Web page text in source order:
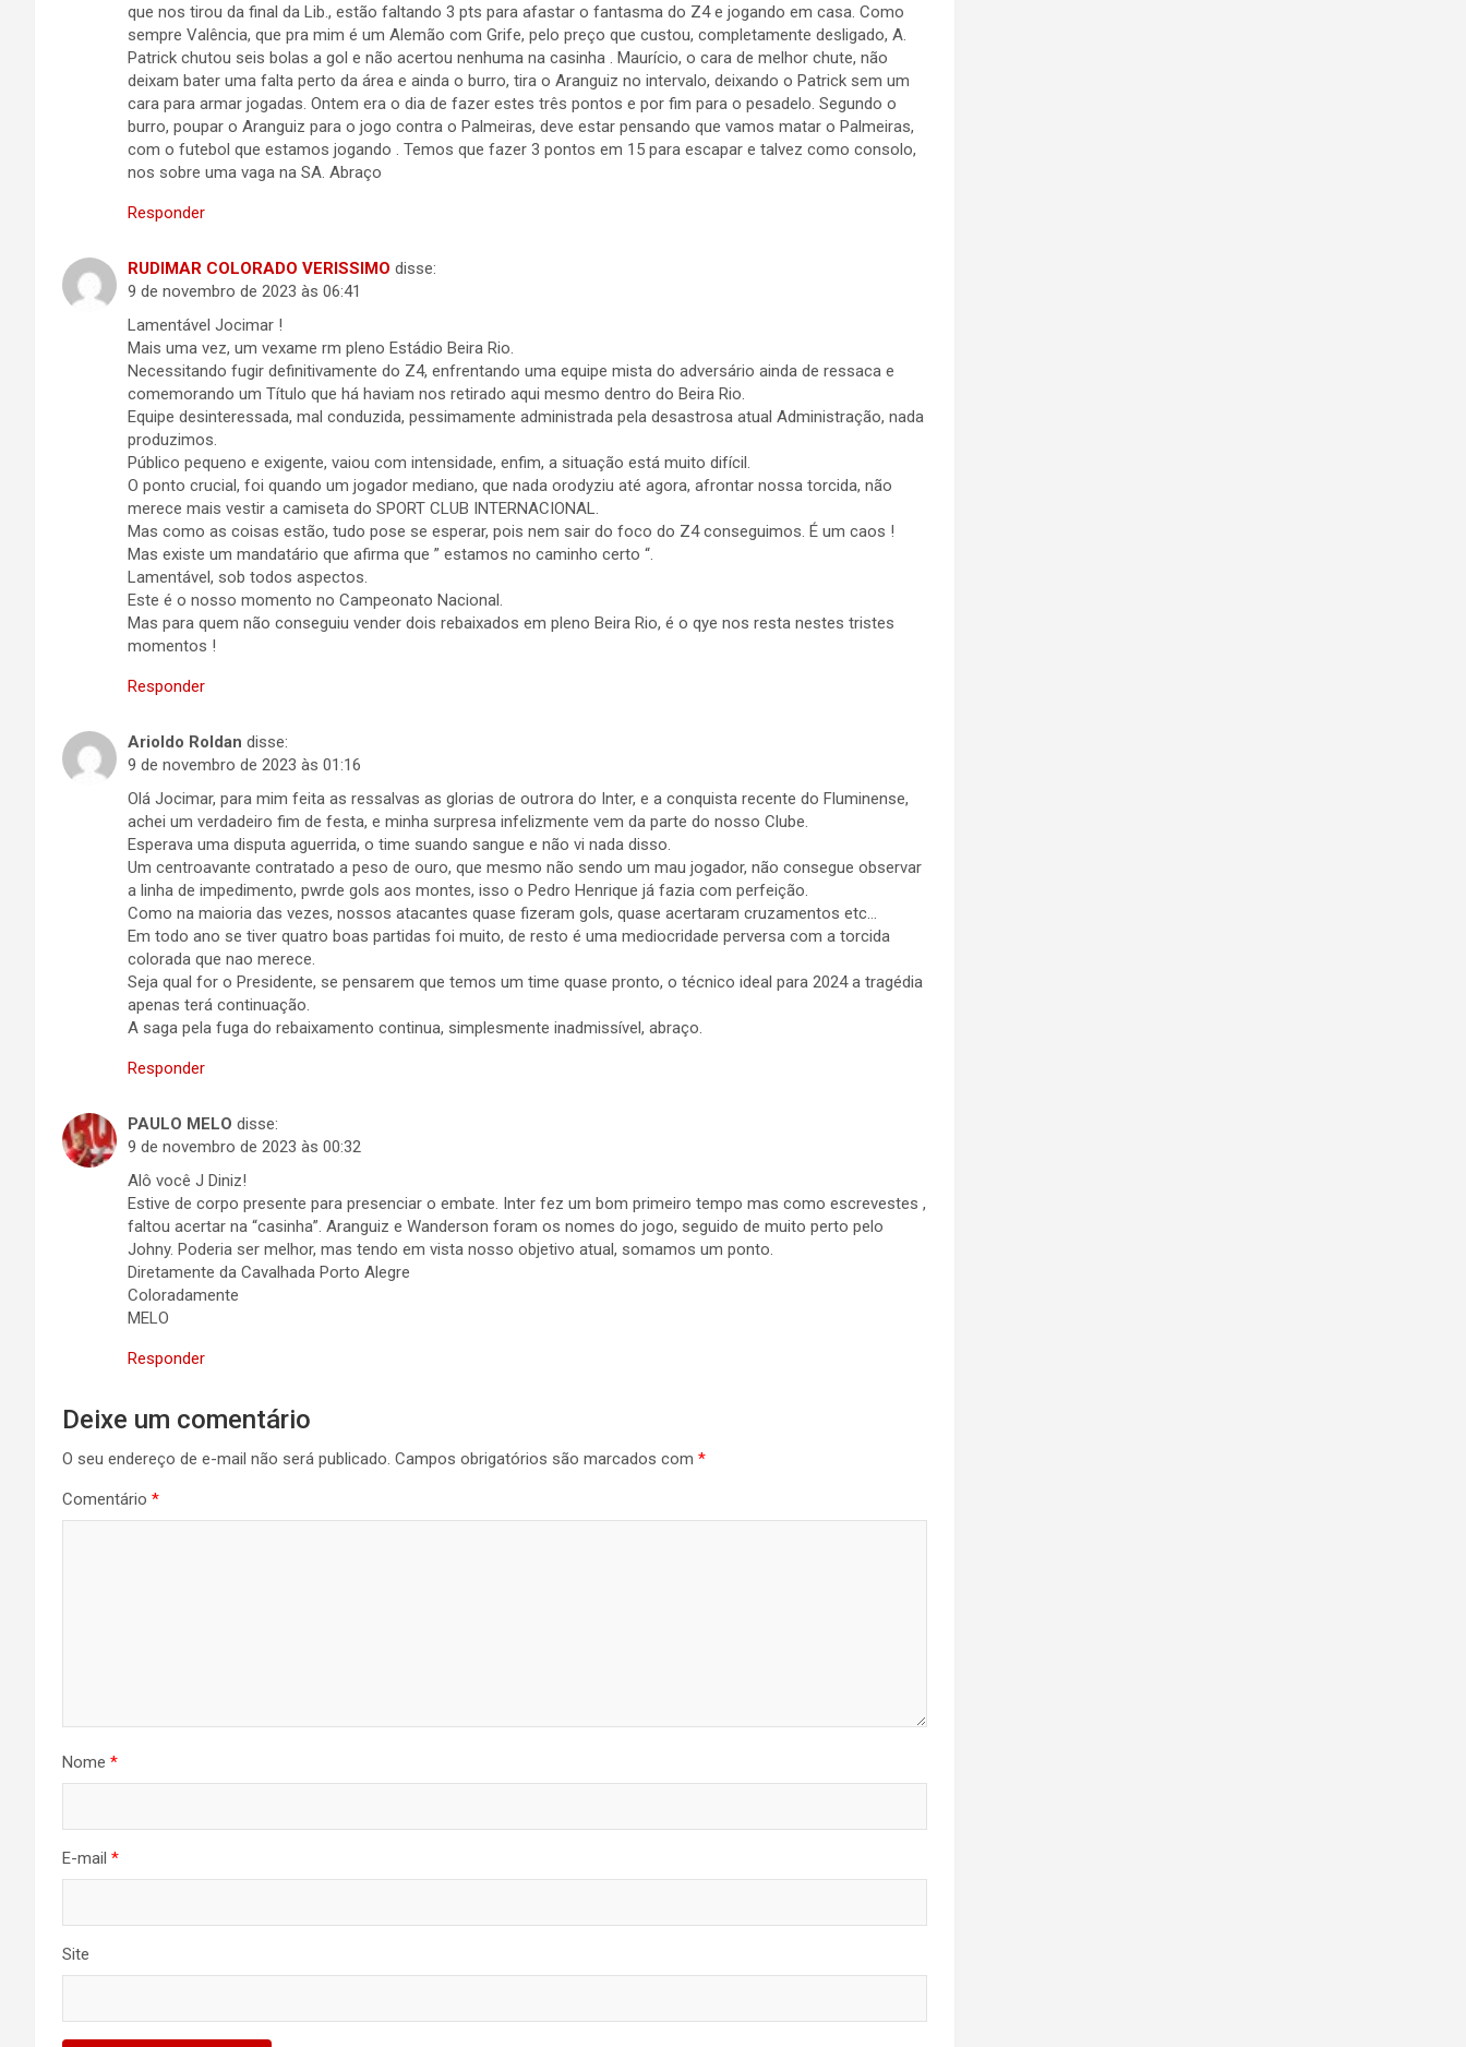
que nos tirou da final da Lib., estão faltando 3 pts para afastar o fantasma do Z4 e jogando em casa. Como
sempre Valência, que pra mim é um Alemão com Grife, pelo preço que custou, completamente desligado, A.
Patrick chutou seis bolas a gol e não acertou nenhuma na casinha . Maurício, o cara de melhor chute, não
deixam bater uma falta perto da área e ainda o burro, tira o Aranguiz no intervalo, deixando o Patrick sem um
cara para armar jogadas. Ontem era o dia de fazer estes três pontos e por fim para o pesadelo. Segundo o
burro, poupar o Aranguiz para o jogo contra o Palmeiras, deve estar pensando que vamos matar o Palmeiras,
com o futebol que estamos jogando . Temos que fazer 3 pontos em 15 para escapar e talvez como consolo,
nos sobre uma vaga na SA. Abraço
Responder
RUDIMAR COLORADO VERISSIMO disse:
9 de novembro de 2023 às 06:41
Lamentável Jocimar !
Mais uma vez, um vexame rm pleno Estádio Beira Rio.
Necessitando fugir definitivamente do Z4, enfrentando uma equipe mista do adversário ainda de ressaca e
comemorando um Título que há haviam nos retirado aqui mesmo dentro do Beira Rio.
Equipe desinteressada, mal conduzida, pessimamente administrada pela desastrosa atual Administração, nada
produzimos.
Público pequeno e exigente, vaiou com intensidade, enfim, a situação está muito difícil.
O ponto crucial, foi quando um jogador mediano, que nada orodyziu até agora, afrontar nossa torcida, não
merece mais vestir a camiseta do SPORT CLUB INTERNACIONAL.
Mas como as coisas estão, tudo pose se esperar, pois nem sair do foco do Z4 conseguimos. É um caos !
Mas existe um mandatário que afirma que ” estamos no caminho certo “.
Lamentável, sob todos aspectos.
Este é o nosso momento no Campeonato Nacional.
Mas para quem não conseguiu vender dois rebaixados em pleno Beira Rio, é o qye nos resta nestes tristes
momentos !
Responder
Arioldo Roldan disse:
9 de novembro de 2023 às 01:16
Olá Jocimar, para mim feita as ressalvas as glorias de outrora do Inter, e a conquista recente do Fluminense,
achei um verdadeiro fim de festa, e minha surpresa infelizmente vem da parte do nosso Clube.
Esperava uma disputa aguerrida, o time suando sangue e não vi nada disso.
Um centroavante contratado a peso de ouro, que mesmo não sendo um mau jogador, não consegue observar
a linha de impedimento, pwrde gols aos montes, isso o Pedro Henrique já fazia com perfeição.
Como na maioria das vezes, nossos atacantes quase fizeram gols, quase acertaram cruzamentos etc…
Em todo ano se tiver quatro boas partidas foi muito, de resto é uma mediocridade perversa com a torcida
colorada que nao merece.
Seja qual for o Presidente, se pensarem que temos um time quase pronto, o técnico ideal para 2024 a tragédia
apenas terá continuação.
A saga pela fuga do rebaixamento continua, simplesmente inadmissível, abraço.
Responder
PAULO MELO disse:
9 de novembro de 2023 às 00:32
Alô você J Diniz!
Estive de corpo presente para presenciar o embate. Inter fez um bom primeiro tempo mas como escrevestes ,
faltou acertar na “casinha”. Aranguiz e Wanderson foram os nomes do jogo, seguido de muito perto pelo
Johny. Poderia ser melhor, mas tendo em vista nosso objetivo atual, somamos um ponto.
Diretamente da Cavalhada Porto Alegre
Coloradamente
MELO
Responder
Deixe um comentário
O seu endereço de e-mail não será publicado. Campos obrigatórios são marcados com *
Comentário *
Nome *
E-mail *
Site